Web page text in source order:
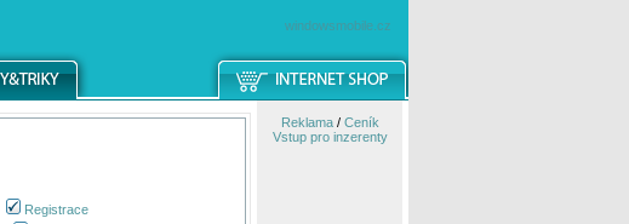
windowsmobile.cz
Registrace
Reklama/ Ceník
Vstup pro inzerenty